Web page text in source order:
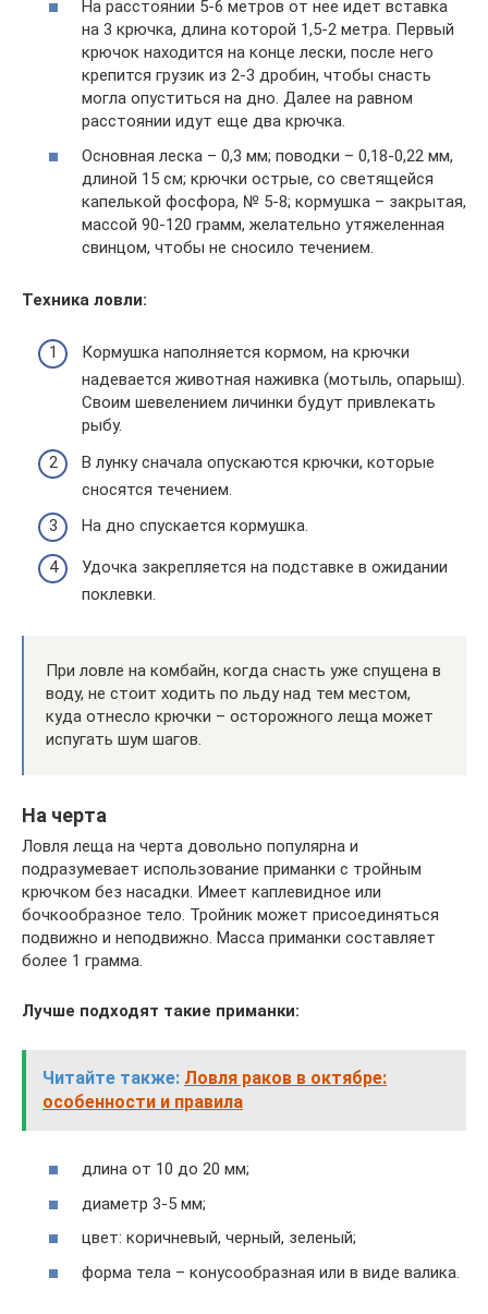
На расстоянии 5-6 метров от нее идет вставка
на 3 крючка, длина которой 1,5-2 метра. Первый
крючок находится на конце лески, после него
крепится грузик из 2-3 дробин, чтобы снасть
могла опуститься на дно. Далее на равном
расстоянии идут еще два крючка.
Основная леска – 0,3 мм; поводки – 0,18-0,22 мм,
длиной 15 см; крючки острые, со светящейся
капелькой фосфора, № 5-8; кормушка – закрытая,
массой 90-120 грамм, желательно утяжеленная
свинцом, чтобы не сносило течением.
Техника ловли:
Кормушка наполняется кормом, на крючки
надевается животная наживка (мотыль, опарыш).
Своим шевелением личинки будут привлекать
рыбу.
В лунку сначала опускаются крючки, которые
сносятся течением.
На дно спускается кормушка.
Удочка закрепляется на подставке в ожидании
поклевки.
При ловле на комбайн, когда снасть уже спущена в
воду, не стоит ходить по льду над тем местом,
куда отнесло крючки – осторожного леща может
испугать шум шагов.
На черта
Ловля леща на черта довольно популярна и
подразумевает использование приманки с тройным
крючком без насадки. Имеет каплевидное или
бочкообразное тело. Тройник может присоединяться
подвижно и неподвижно. Масса приманки составляет
более 1 грамма.
Лучше подходят такие приманки:
Читайте также: Ловля раков в октябре:
особенности и правила
длина от 10 до 20 мм;
диаметр 3-5 мм;
цвет: коричневый, черный, зеленый;
форма тела – конусообразная или в виде валика.